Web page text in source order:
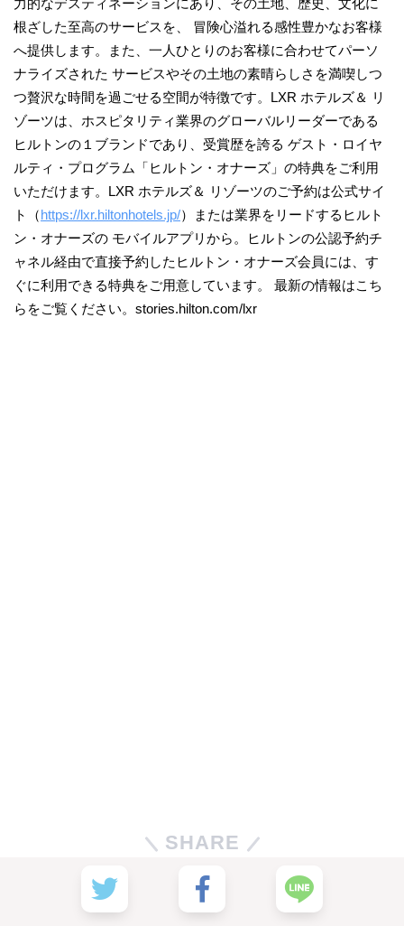
力的なデスティネーションにあり、その土地、歴史、文化に
根ざした至高のサービスを、 冒険心溢れる感性豊かなお客様
へ提供します。また、一人ひとりのお客様に合わせてパーソ
ナライズされた サービスやその土地の素晴らしさを満喫しつ
つ贅沢な時間を過ごせる空間が特徴です。LXR ホテルズ＆ リ
ゾーツは、ホスピタリティ業界のグローバルリーダーである
ヒルトンの１ブランドであり、受賞歴を誇る ゲスト・ロイヤ
ルティ・プログラム「ヒルトン・オナーズ」の特典をご利用
いただけます。LXR ホテルズ＆ リゾーツのご予約は公式サイ
ト（https://lxr.hiltonhotels.jp/）または業界をリードするヒルト
ン・オナーズの モバイルアプリから。ヒルトンの公認予約チ
ャネル経由で直接予約したヒルトン・オナーズ会員には、す
ぐに利用できる特典をご用意しています。 最新の情報はこち
らをご覧ください。stories.hilton.com/lxr
SHARE